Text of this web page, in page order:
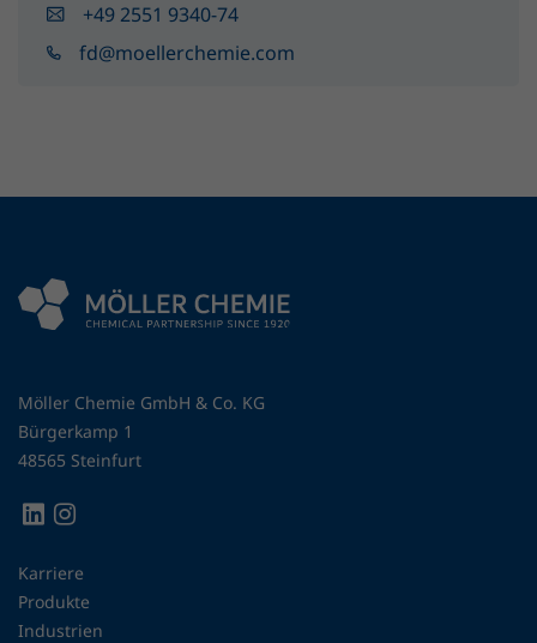
+49 2551 9340-74
fd@moellerchemie.com
Möller Chemie GmbH & Co. KG
Bürgerkamp 1
48565 Steinfurt
Karriere
Produkte
Industrien